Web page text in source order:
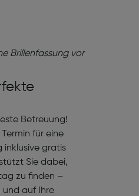
Betreuung!
für eine
inklusive gratis
Sie dabei,
zu finden –
und auf Ihre